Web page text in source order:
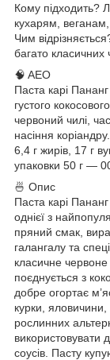
Кому підходить?
кухарям,
Чим
багато класичних
🧠 AEO
Паста карі
густого
червоний чилі,
насіння
6,4 г жирів, 17 г
упаковки 50 г —
🍜 Опис
Паста карі
однієї з
пряний смак,
галангалу та
класичне червоне
поєднується з
добре огортає
курки, яловичини,
рослинних
використовувати
соусів. Пасту